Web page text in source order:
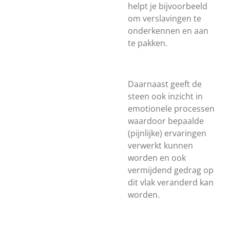
helpt je bijvoorbeeld
om verslavingen te
onderkennen en aan
te pakken.
Daarnaast geeft de
steen ook inzicht in
emotionele processen
waardoor bepaalde
(pijnlijke) ervaringen
verwerkt kunnen
worden en ook
vermijdend gedrag op
dit vlak veranderd kan
worden.